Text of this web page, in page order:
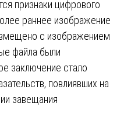
признаки цифрового
раннее изображение
с изображением
файла были
заключение стало
повлиявших на
завещания